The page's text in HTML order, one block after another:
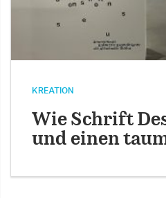
KREATION
Wie Schrift
und einen